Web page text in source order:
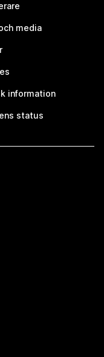
media
information
status